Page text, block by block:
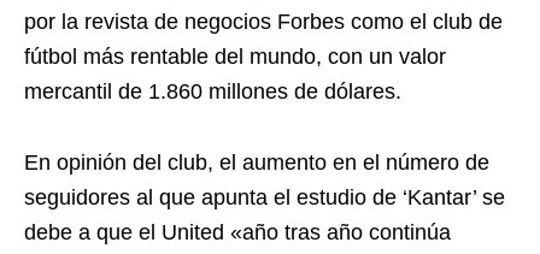
por la revista de negocios Forbes como el club de
fútbol más rentable del mundo, con un valor
mercantil de 1.860 millones de dólares.
En opinión del club, el aumento en el número de
seguidores al que apunta el estudio de ‘Kantar’ se
debe a que el United «año tras año continúa